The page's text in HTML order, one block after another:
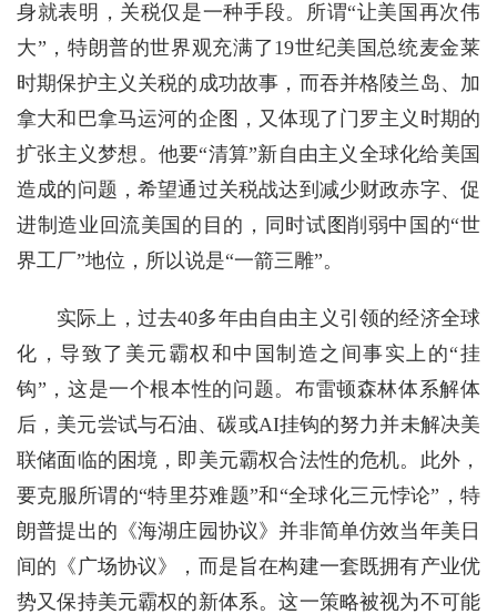
身就表明，关税仅是一种手段。所谓“让美国再次伟
大”，特朗普的世界观充满了19世纪美国总统麦金莱
时期保护主义关税的成功故事，而吞并格陵兰岛、加
拿大和巴拿马运河的企图，又体现了门罗主义时期的
扩张主义梦想。他要“清算”新自由主义全球化给美国
造成的问题，希望通过关税战达到减少财政赤字、促
进制造业回流美国的目的，同时试图削弱中国的“世
界工厂”地位，所以说是“一箭三雕”。
实际上，过去40多年由自由主义引领的经济全球
化，导致了美元霸权和中国制造之间事实上的“挂
钩”，这是一个根本性的问题。布雷顿森林体系解体
后，美元尝试与石油、碳或AI挂钩的努力并未解决美
联储面临的困境，即美元霸权合法性的危机。此外，
要克服所谓的“特里芬难题”和“全球化三元悖论”，特
朗普提出的《海湖庄园协议》并非简单仿效当年美日
间的《广场协议》，而是旨在构建一套既拥有产业优
势又保持美元霸权的新体系。这一策略被视为不可能